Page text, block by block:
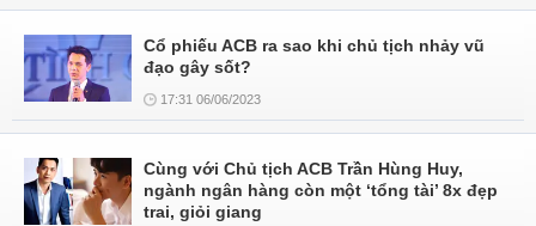
Cổ phiếu ACB ra sao khi chủ tịch nhảy vũ
đạo gây sốt?
17:31 06/06/2023
Cùng với Chủ tịch ACB Trần Hùng Huy,
ngành ngân hàng còn một ‘tổng tài’ 8x đẹp
trai, giỏi giang